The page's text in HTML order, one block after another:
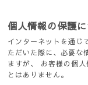
個人情報の保護
インターネットを通じ
ただいた際に、必要な
ますが、 お客様の個
とはありません。